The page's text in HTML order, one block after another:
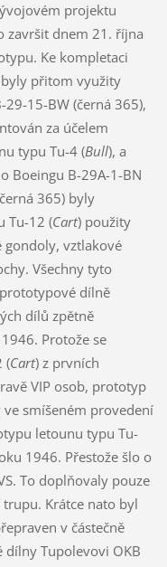
projektu
završit dnem 21. října
Ke kompletaci
přitom využity
15-BW (černá 365),
za účelem
typu Tu-4 (Bull), a
Boeingu B-29A-1-BN
365) byly
Tu-12 (Cart) použity
vztlakové
Všechny tyto
dílně
dílů zpětně
Protože se
(Cart) z prvních
VIP osob, prototyp
smíšeném provedení
letounu typu Tu-
1946. Přestože šlo o
To doplňovaly pouze
trupu. Krátce nato byl
v částečně
Tupolevovi OKB